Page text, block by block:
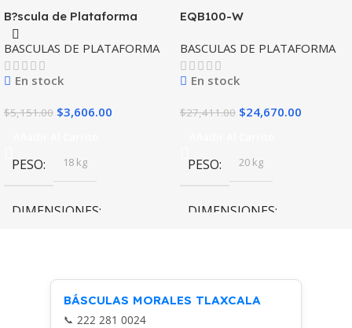
B?scula de Plataforma
Rhino Bapca-500
Capacidad 500 kg
BASCULAS DE PLATAFORMA
En stock
$5,151.00 $3,606.00
PESO 18 kg
DIMENSIONES
Rhino
EQB100-W
BASCULAS DE PLATAFORMA
En stock
$27,411.00 $24,670.00
PESO 20 kg
DIMENSIONES
MARCA
BÁSCULAS MORALES TLAXCALA
222 281 0024